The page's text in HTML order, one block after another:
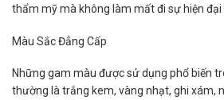
thẩm mỹ mà không làm mất đi sự hiện đại
Màu Sắc Đẳng Cấp
Những gam màu được sử dụng phổ biến
thường là trắng kem, vàng nhạt, ghi xám,